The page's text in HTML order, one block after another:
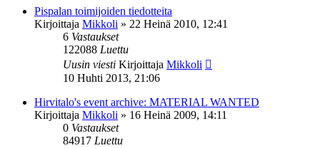
Pispalan toimijoiden tiedotteita
Kirjoittaja Mikkoli » 22 Heinä 2010, 12:41
6 Vastaukset
122088 Luettu
Uusin viesti Kirjoittaja Mikkoli
10 Huhti 2013, 21:06
Hirvitalo's event archive: MATERIAL WANTED
Kirjoittaja Mikkoli » 16 Heinä 2009, 14:11
0 Vastaukset
84917 Luettu